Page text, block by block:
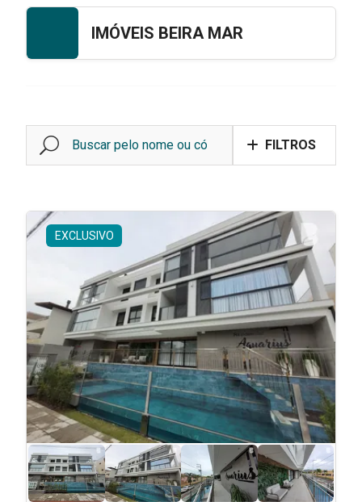
IMÓVEIS BEIRA MAR
FILTROS
EXCLUSIVO